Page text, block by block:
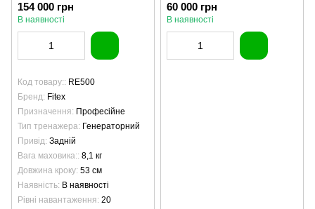
154 000 грн
В наявності
Код товару:
RE500
Бренд Fitex
Призначення
Професійне
Тип тренажера Генераторний
Привід Задній
Вага маховика: 8,1 кг
Довжина кроку 53 см
Наявність В наявності
Рівні навантаження 20
60 000 грн
В наявності